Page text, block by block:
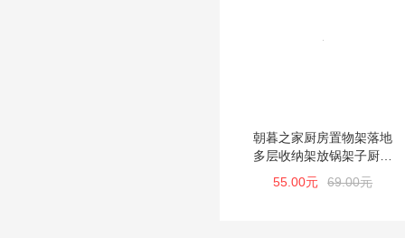
朝暮之家厨房置物架落地
多层收纳架放锅架子厨具
用品转角架 锅架
55.00元 69.00元